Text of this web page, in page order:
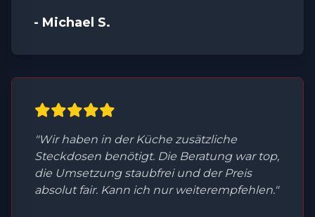
- Michael S.
"Wir haben in der Küche zusätzliche
Steckdosen benötigt. Die Beratung war top,
die Umsetzung staubfrei und der Preis
absolut fair. Kann ich nur weiterempfehlen."